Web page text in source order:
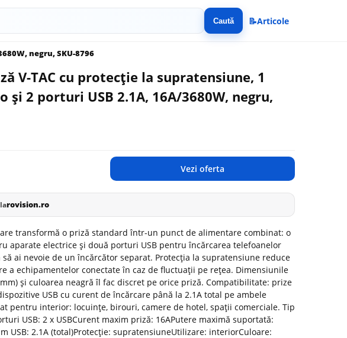
Caută 📝Articole
negru, SKU-8796
V-TAC cu protecție la supratensiune, 1
și 2 porturi USB 2.1A, 16A/3680W, negru,
Vezi oferta
rovision.ro
transformă o priză standard într-un punct de alimentare combinat: o
aparate electrice și două porturi USB pentru încărcarea telefoanelor
ai nevoie de un încărcător separat. Protecția la supratensiune reduce
a echipamentelor conectate în caz de fluctuații pe rețea. Dimensiunile
și culoarea neagră îl fac discret pe orice priză. Compatibilitate: prize
USB cu curent de încărcare până la 2.1A total pe ambele
pentru interior: locuințe, birouri, camere de hotel, spații comerciale. Tip
USB: 2 x USBCurent maxim priză: 16APutere maximă suportată:
USB: 2.1A (total)Protecție: supratensiuneUtilizare: interiorCuloare: